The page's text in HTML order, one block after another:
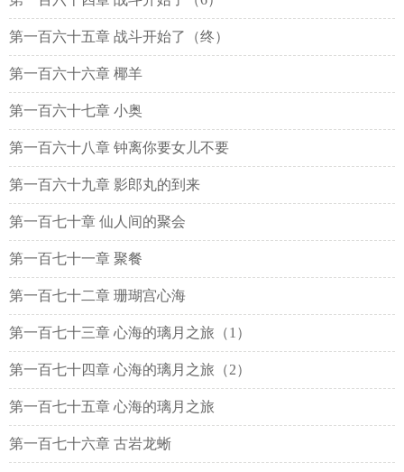
第一百六十五章 战斗开始了（终）
第一百六十六章 椰羊
第一百六十七章 小奥
第一百六十八章 钟离你要女儿不要
第一百六十九章 影郎丸的到来
第一百七十章 仙人间的聚会
第一百七十一章 聚餐
第一百七十二章 珊瑚宫心海
第一百七十三章 心海的璃月之旅（1）
第一百七十四章 心海的璃月之旅（2）
第一百七十五章 心海的璃月之旅
第一百七十六章 古岩龙蜥